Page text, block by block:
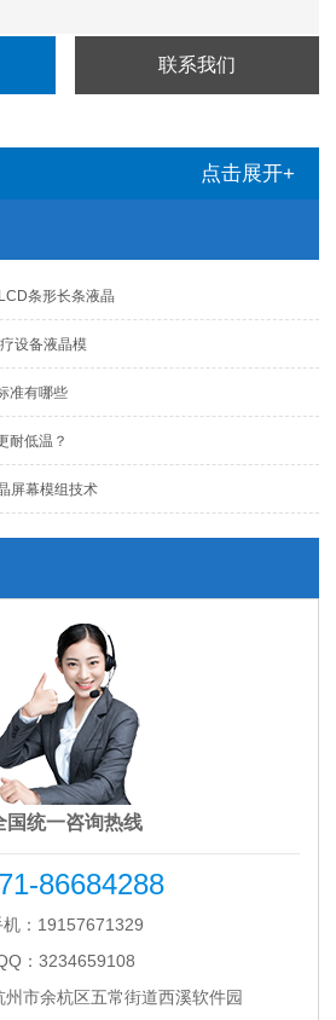
联系我们
点击展开+
条形长条液晶
设备液晶模
准有哪些
耐低温？
屏幕模组技术
国统一咨询热线
86684288
机：19157671329
：3234659108
市余杭区五常街道西溪软件园